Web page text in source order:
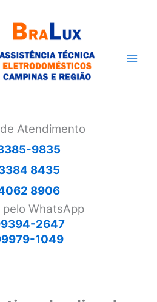
Atendimento
9835
8435
8906
WhatsApp
2647
1049